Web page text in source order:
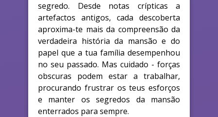
segredo. Desde notas crípticas a
artefactos antigos, cada descoberta
aproxima-te mais da compreensão da
verdadeira história da mansão e do
papel que a tua família desempenhou
no seu passado. Mas cuidado - forças
obscuras podem estar a trabalhar,
procurando frustrar os teus esforços
e manter os segredos da mansão
enterrados para sempre.